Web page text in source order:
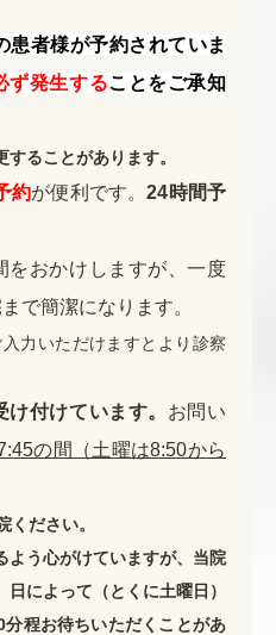
患者様が予約されていま
ず発生することをご承知
ることがあります。
約が便利です。24時間予
おかけしますが、一度
で簡潔になります。
力いただけますとより診察
け付けています。 お問い
の間（土曜は8:50から
ださい。
う心がけていますが、当院
日によって（とくに土曜日）
程お待ちいただくことがあ